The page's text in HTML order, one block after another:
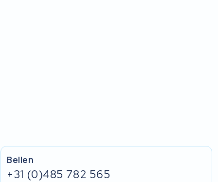
Bellen
+31 (0)485 782 565